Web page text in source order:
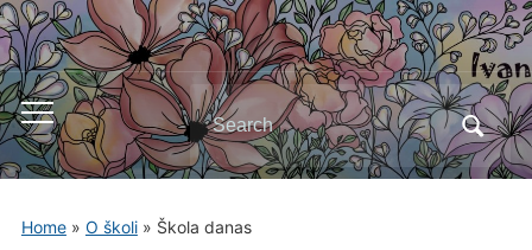
Toggle
mobile
menu
Search
for:
Home» O školi» Škola danas